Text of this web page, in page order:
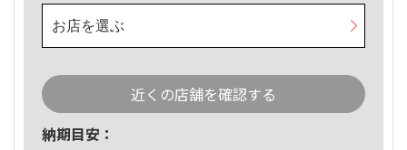
お店を選ぶ
近くの店舗を確認する
納期目安：